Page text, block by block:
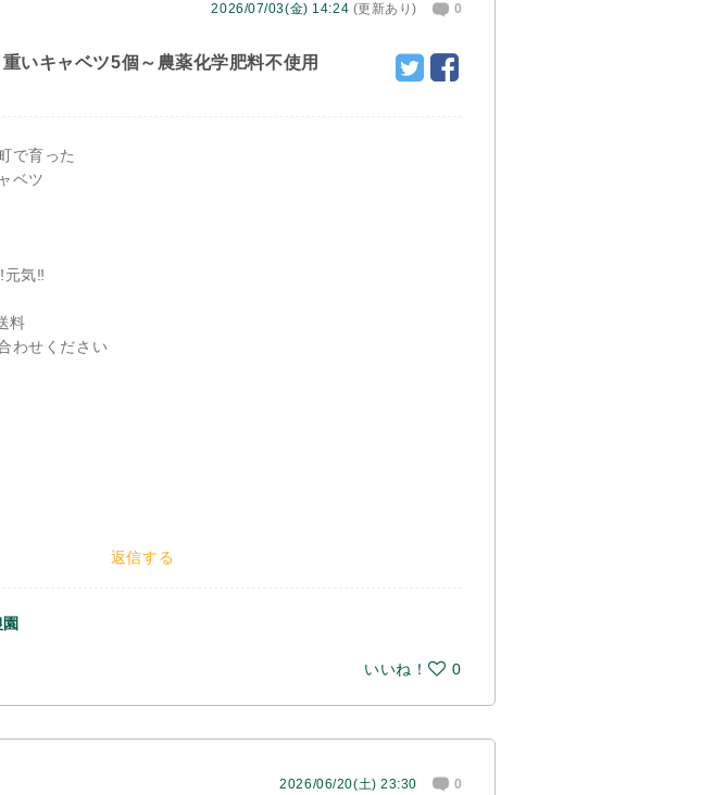
2026/07/03(金) 14:24 (更新あり) 0
いキャベツ5個～農薬化学肥料不使用
で育った
ベツ
元気‼️
料
わせください
返信する
いいね！
0
2026/06/20(土) 23:30 0